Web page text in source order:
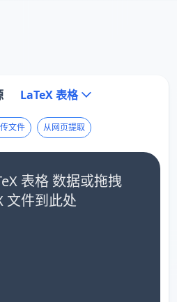
LaTeX 表格
文件 从网页提取
表格 数据或拖拽
文件到此处